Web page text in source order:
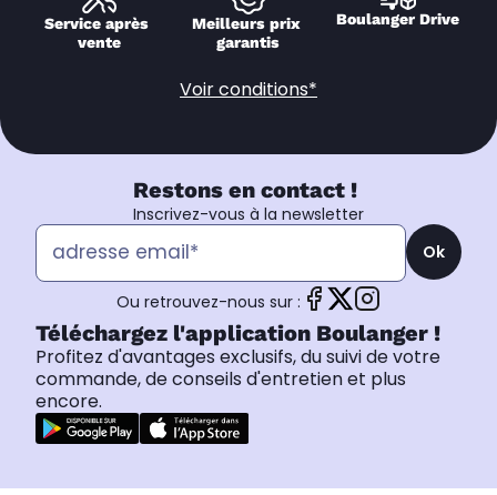
Service après
vente
Meilleurs prix
garantis
Boulanger Drive
Voir conditions*
Restons en contact !
Inscrivez-vous à la newsletter
Ok
Ou retrouvez-nous sur :
Téléchargez l'application Boulanger !
Profitez d'avantages exclusifs, du suivi de votre
commande, de conseils d'entretien et plus
encore.